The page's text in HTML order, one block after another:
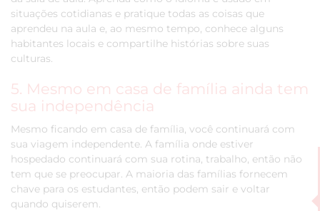
situações cotidianas e pratique todas as coisas que
aprendeu na aula e, ao mesmo tempo, conhece alguns
habitantes locais e compartilhe histórias sobre suas
culturas.
5. Mesmo em casa de família ainda tem
sua independência
Mesmo ficando em casa de família, você continuará com
sua viagem independente. A família onde estiver
hospedado continuará com sua rotina, trabalho, então não
tem que se preocupar. A maioria das famílias fornecem
chave para os estudantes, então podem sair e voltar
quando quiserem.